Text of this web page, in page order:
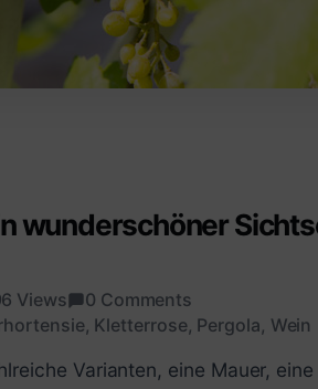
wunderschöner
Views
0 Comments
, Kletterrose, Pergola, Wein
Varianten, eine Mauer,